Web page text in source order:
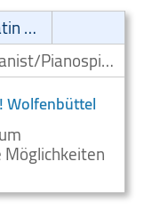
Latin Musik
Pianist/Pianospieler
Wolfenbüttel